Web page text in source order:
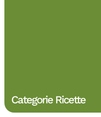
Categorie Ricette